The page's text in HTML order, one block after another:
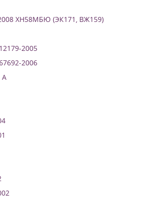
ХН58МБЮ (ЭК171, ВЖ159)
2005
2006
А